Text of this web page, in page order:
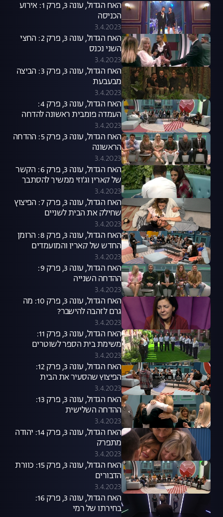
האח הגדול, עונה 3, פרק 1: אירוע
הכניסה
3.4.2023
האח הגדול, עונה 3, פרק 2: החצי
השני נכנס
3.4.2023
האח הגדול, עונה 3, פרק 3: הביצה
מבעבעת
3.4.2023
האח הגדול, עונה 3, פרק 4:
העמדה פומבית ראשונה להדחה
3.4.2023
האח הגדול, עונה 3, פרק 5: ההדחה
הראשונה
3.4.2023
האח הגדול, עונה 3, פרק 6: הקשר
של קארין וג'וזי ממשיך להסתבך
3.4.2023
האח הגדול, עונה 3, פרק 7: הפיצוץ
שחילק את הבית לשניים
3.4.2023
האח הגדול, עונה 3, פרק 8: הרומן
החדש של קארין והמועמדים
להדחה
3.4.2023
האח הגדול, עונה 3, פרק 9:
ההדחה השנייה
3.4.2023
האח הגדול, עונה 3, פרק 10: מה
גרם לזהבה להישבר?
3.4.2023
האח הגדול, עונה 3, פרק 11:
משימת בית הספר לשוטרים
3.4.2023
האח הגדול, עונה 3, פרק 12:
הפיצוץ שהסעיר את הבית
והמועמדים להדחה
3.4.2023
האח הגדול, עונה 3, פרק 13:
ההדחה השלישית
3.4.2023
האח הגדול, עונה 3, פרק 14: יהודה
מתפרק
3.4.2023
האח הגדול, עונה 3, פרק 15: כוורת
הדבורים
3.4.2023
האח הגדול, עונה 3, פרק 16:
בחירתו של רמי